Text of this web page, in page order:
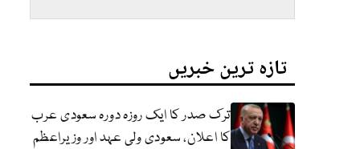
تازہ ترین خبریں
ترک صدر کا ایک روزہ دورہ سعودی عرب
کا اعلان، سعودی ولی عہد اور وزیراعظم